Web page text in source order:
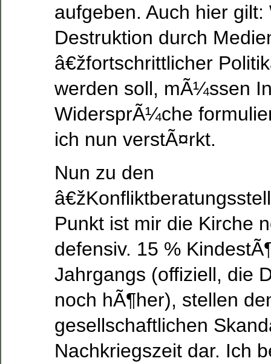
aufgeben. Auch hier gilt:
Destruktion durch
â€žfortschrittlicher
werden soll, mÃ¼ssen
WidersprÃ¼che
ich nun verstÃ¤rkt.
Nun zu den
Punkt ist mir die Kirche
defensiv. 15 %
Jahrgangs (offiziell, die
noch hÃ¶her), stellen
gesellschaftlichen
Nachkriegszeit dar. Ich